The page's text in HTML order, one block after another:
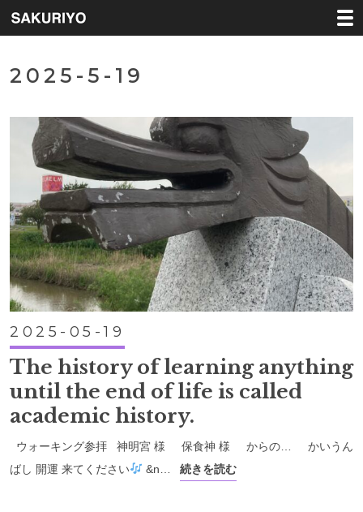
2025-5-19
2025-05-19
The history of learning anything
until the end of life is called
academic history.
ウォーキング参拝 神明宮 様 保食神 様 からの… かいうん
ばし 開運 来てください
&n… 続きを読む